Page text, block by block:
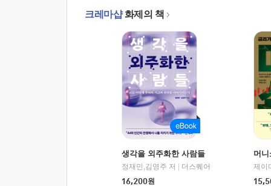
크레마샵화제의 책
생각을 외주화한 사람들
정재민,김영주 저
더스퀘어
16,200원
머